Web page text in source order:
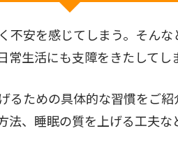
不安を感じてしまう。そん
生活にも支障をきたしてし
るための具体的な習慣をご紹
法、睡眠の質を上げる工夫